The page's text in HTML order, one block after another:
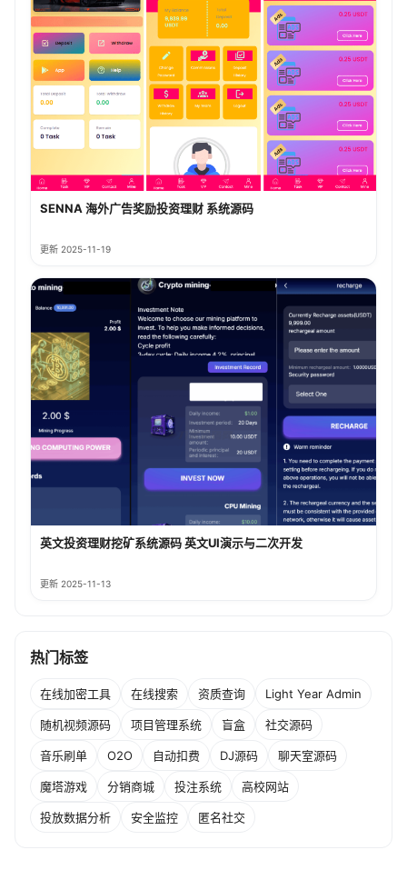
SENNA 海外广告奖励投资理财 系统源码
更新 2025-11-19
英文投资理财挖矿系统源码 英文UI演示与二次开发
更新 2025-11-13
热门标签
在线加密工具 在线搜索 资质查询 Light Year Admin
随机视频源码 项目管理系统 盲盒 社交源码
音乐刷单 O2O 自动扣费 DJ源码 聊天室源码
魔塔游戏 分销商城 投注系统 高校网站
投放数据分析 安全监控 匿名社交